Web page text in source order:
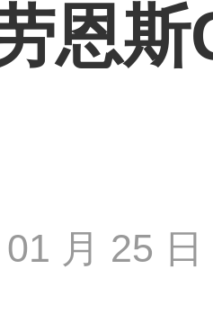
恩斯
月 25